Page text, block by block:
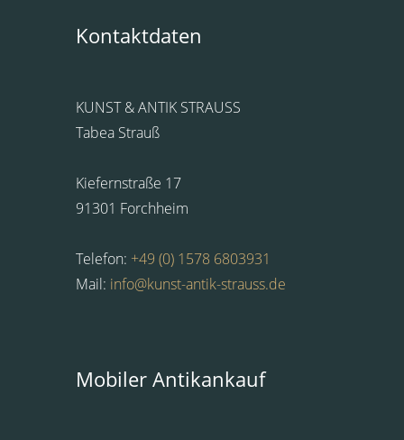
Kontaktdaten
KUNST & ANTIK STRAUSS
Tabea Strauß
Kiefernstraße 17
91301 Forchheim
Telefon: +49 (0) 1578 6803931
Mail: info@kunst-antik-strauss.de
Mobiler Antikankauf